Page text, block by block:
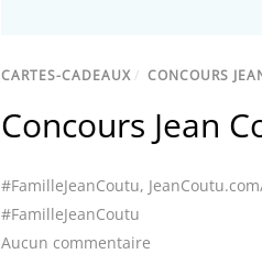
CARTES-CADEAUX/ CONCOURS
Concours Jean
#FamilleJeanCoutu,
#FamilleJeanCoutu
Aucun commentaire